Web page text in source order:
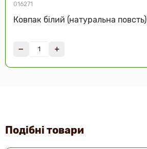
016271
Ковпак білий (натуральна повсть)
Подібні товари